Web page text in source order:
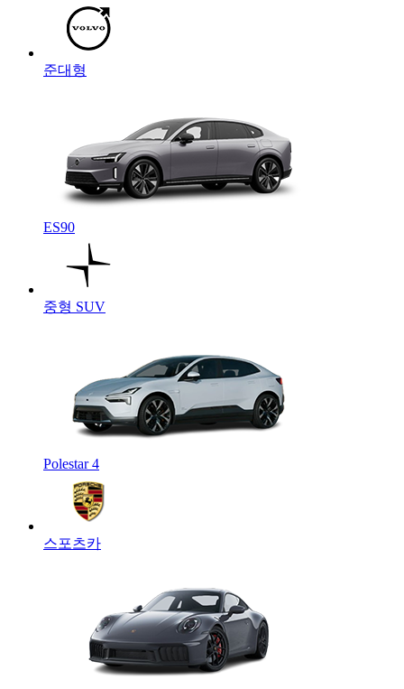
준대형
ES90
중형 SUV
Polestar 4
스포츠카